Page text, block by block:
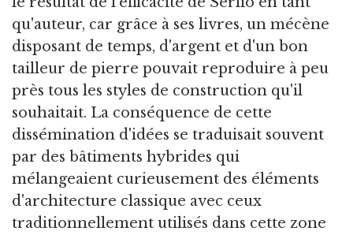
qu'auteur, car grâce à ses livres, un mécène
disposant de temps, d'argent et d'un bon
tailleur de pierre pouvait reproduire à peu
près tous les styles de construction qu'il
souhaitait. La conséquence de cette
dissémination d'idées se traduisait souvent
par des bâtiments hybrides qui
mélangeaient curieusement des éléments
d'architecture classique avec ceux
traditionnellement utilisés dans cette zone